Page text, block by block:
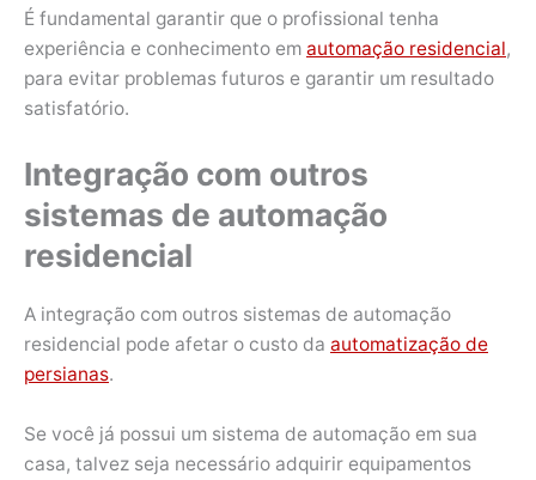
É fundamental garantir que o profissional tenha
experiência e conhecimento em automação residencial,
para evitar problemas futuros e garantir um resultado
satisfatório.
Integração com outros
sistemas de automação
residencial
A integração com outros sistemas de automação
residencial pode afetar o custo da automatização de
persianas.
Se você já possui um sistema de automação em sua
casa, talvez seja necessário adquirir equipamentos